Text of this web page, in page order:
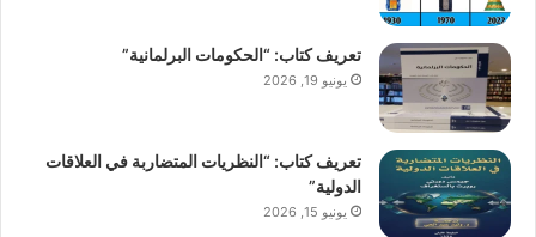
تعريف كتاب: “الحكومات البرلمانية”
يونيو 19, 2026
تعريف كتاب: “النظريات المتضاربة في العلاقات
الدولية”
يونيو 15, 2026